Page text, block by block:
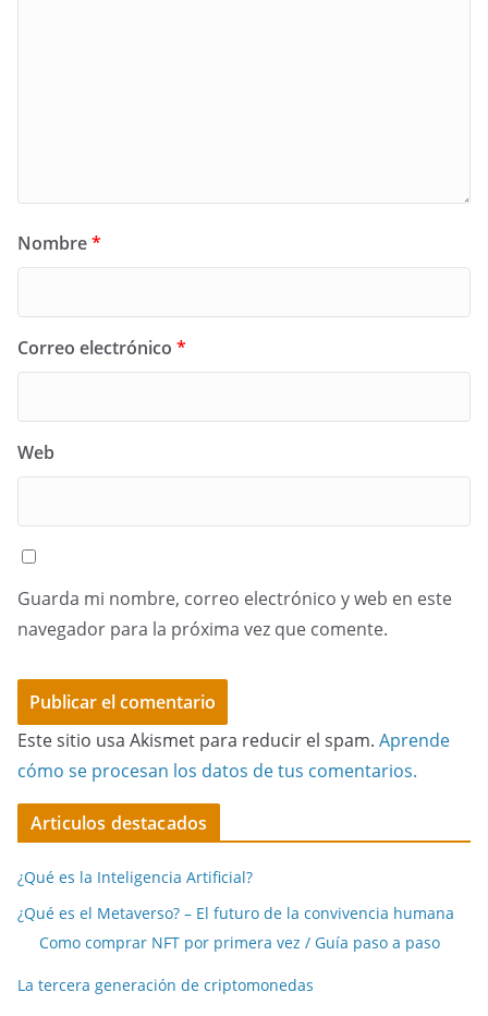
Nombre*
Correo electrónico *
Web
Guarda mi nombre, correo electrónico y web en este
navegador para la próxima vez que comente.
Este sitio usa Akismet para reducir el spam. Aprende
cómo se procesan los datos de tus comentarios.
Articulos destacados
¿Qué es la Inteligencia Artificial?
¿Qué es el Metaverso? – El futuro de la convivencia humana
Como comprar NFT por primera vez / Guía paso a paso
La tercera generación de criptomonedas